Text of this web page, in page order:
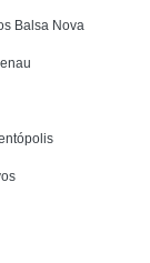
Balsa Nova